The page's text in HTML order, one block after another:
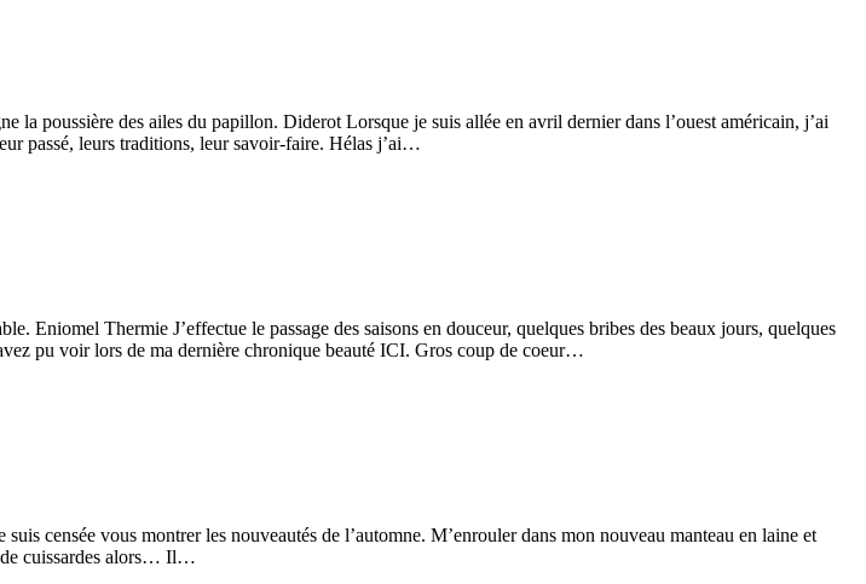
la poussière des ailes du papillon. Diderot Lorsque je suis allée en avril dernier dans l’ouest américain, j’ai
passé, leurs traditions, leur savoir-faire. Hélas j’ai…
Thermie J’effectue le passage des saisons en douceur, quelques bribes des beaux jours, quelques
pu voir lors de ma dernière chronique beauté ICI. Gros coup de coeur…
censée vous montrer les nouveautés de l’automne. M’enrouler dans mon nouveau manteau en laine et
de cuissardes alors… Il…